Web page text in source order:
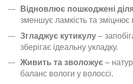
Відновлює пошкоджені
зменшує ламкість та зміцнює
Згладжує кутикулу –
зберігає ідеальну укладку.
Живить та зволожує –
баланс вологи у волоссі.